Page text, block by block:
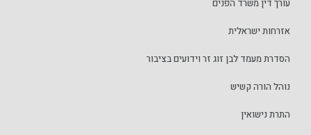
עורך דין משרד הפנים
אזרחות ישראלית
הסדרת מעמד לבן זוג זר וידועים בציבור
נוהל הורה קשיש
התרת נישואין